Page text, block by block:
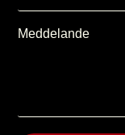
Meddelande